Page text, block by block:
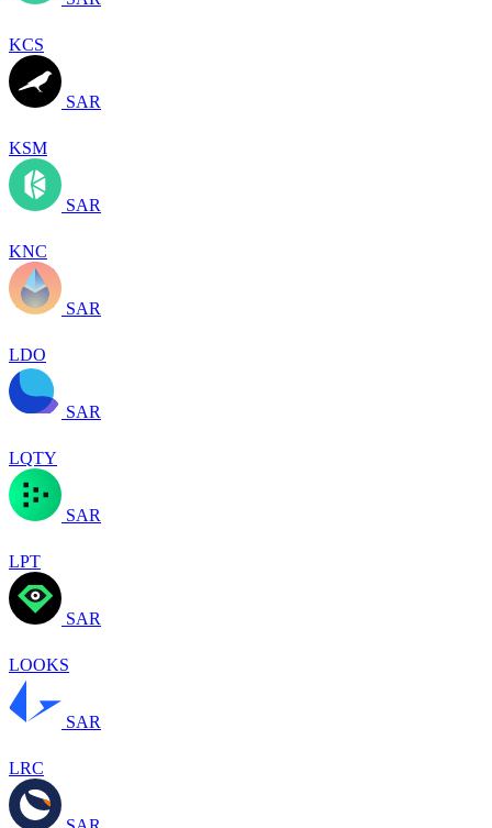
KCS
SAR
KSM
SAR
KNC
SAR
LDO
SAR
LQTY
SAR
LPT
SAR
LOOKS
SAR
LRC